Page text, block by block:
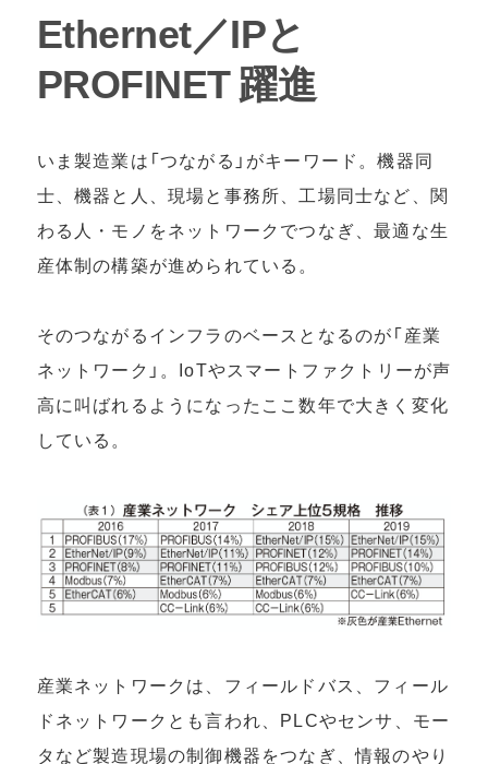
Ethernet／IPと
PROFINET 躍進
いま製造業は「つながる」がキーワード。機器同
士、機器と人、現場と事務所、工場同士など、関
わる人・モノをネットワークでつなぎ、最適な生
産体制の構築が進められている。
そのつながるインフラのベースとなるのが「産業
ネットワーク」。IoTやスマートファクトリーが声
高に叫ばれるようになったここ数年で大きく変化
している。
産業ネットワークは、フィールドバス、フィール
ドネットワークとも言われ、PLCやセンサ、モー
タなど製造現場の制御機器をつなぎ、情報のやり